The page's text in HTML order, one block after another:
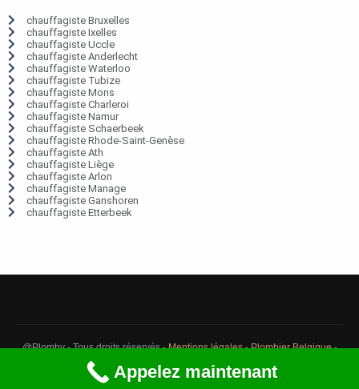
chauffagiste Bruxelles
chauffagiste Ixelles
chauffagiste Uccle
chauffagiste Anderlecht
chauffagiste Waterloo
chauffagiste Tubize
chauffagiste Mons
chauffagiste Charleroi
chauffagiste Namur
chauffagiste Schaerbeek
chauffagiste Rhode-Saint-Genèse
chauffagiste Ath
chauffagiste Liège
chauffagiste Arlon
chauffagiste Manage
chauffagiste Ganshoren
chauffagiste Etterbeek
@Plomby - Tous droits réservés -Mentions légales-Plombier Belgique-
Débouchage Belgique
Appelez maintenant